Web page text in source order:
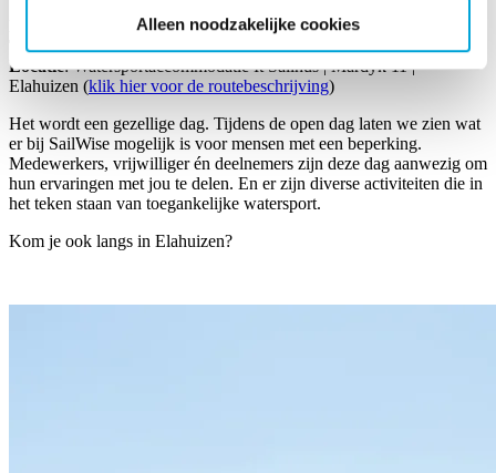
Alleen noodzakelijke cookies
: Zaterdag 6 juni 2026
Tijd: 12.00 - 17.00 uur
Locatie: Watersportaccommodatie It Sailhûs | Mardyk 11 |
Elahuizen (klik hier voor de routebeschrijving)
Het wordt een gezellige dag. Tijdens de open dag laten we zien wat
er bij SailWise mogelijk is voor mensen met een beperking.
Medewerkers, vrijwilliger én deelnemers zijn deze dag aanwezig om
hun ervaringen met jou te delen. En er zijn diverse activiteiten die in
het teken staan van toegankelijke watersport.
Kom je ook langs in Elahuizen?